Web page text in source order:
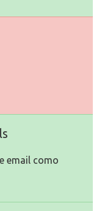
email como